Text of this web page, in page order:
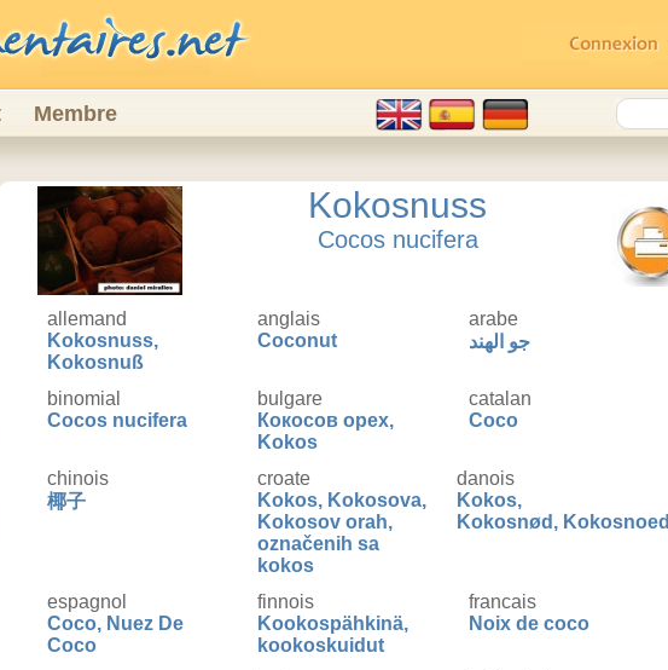
Membre
Kokosnuss
Cocos nucifera
allemand
Kokosnuss,
Kokosnuß
anglais
Coconut
arabe
جو الهند
binomial
Cocos nucifera
bulgare
Кокосов орех,
Kokos
catalan
Coco
chinois
椰子
croate
Kokos, Kokosova,
Kokosov orah,
označenih sa
kokos
danois
Kokos,
Kokosnød, Kokosnoed
espagnol
Coco, Nuez De
Coco
finnois
Kookospähkinä,
kookoskuidut
francais
Noix de coco